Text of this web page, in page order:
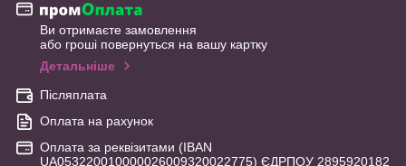
Ви отримаєте замовлення
або гроші повернуться на вашу картку
Детальніше
Післяплата
Оплата на рахунок
Оплата за реквізитами (IBAN
UA053220010000026009320022775) ЄДРПОУ 2895920182